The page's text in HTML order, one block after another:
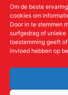
Om de beste
cookies om
Door in te stemmen
surfgedrag of unieke
toestemming geeft
invloed hebben op
Aanmelden
ANBI
Beleidsplan